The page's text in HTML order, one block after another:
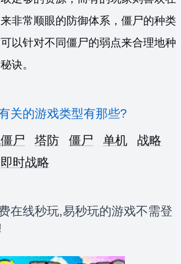
非常顺眼的防御体系，僵尸的种类
以针对不同僵尸的弱点来合理地种
诀。
关的游戏类型有那些?
尸 塔防 僵尸 单机
战略
即时战略
在线秒玩,易秒玩的游戏不需登